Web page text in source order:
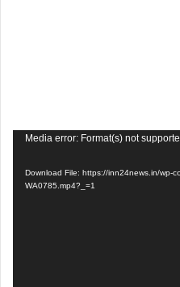
Video
Media error: Format(s) not
Download File: https://inn24news.in/wp-
WA0785.mp4?_=1